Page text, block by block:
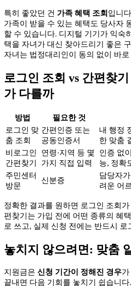
특히 좋았던 건 가족 혜택 조회 입니
가족이 받을 수 있는 혜택도 당사자
할 수 있습니다. 디지털 기기가 익숙
택을 자녀가 대신 찾아드리기 좋은
자녀는 법정대리인이 동의 없이 바
로그인 조회 vs 간편찾
가 다를까
방법 필요한 것
로그인 맞
춤 조회
간편인증 또는
공동인증서
내 행정
한 맞춤
비로그인
간편찾기
연령·지역 등 몇
가지 직접 입력
인증 없
능, 정확
주민센터
방문
신분증
담당자
려운 어
정확한 결과를 원하면 로그인 조회
편찾기는 가입 전에 어떤 종류의 혜
로 쓰고, 실제 신청 전에는 반드시
놓치지 않으려면: 맞춤
지원금은 신청 기간이 정해진 경우
끝내면 다음 기회를 놓치기 쉽습니